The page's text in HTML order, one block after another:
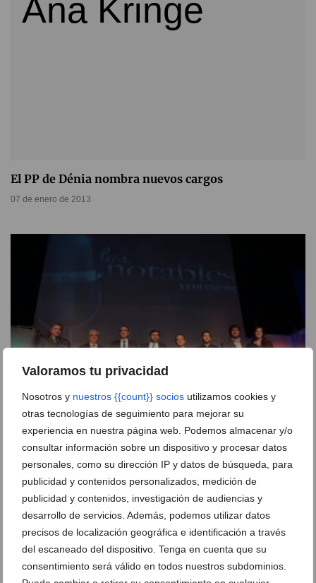
Valoramos tu privacidad
Nosotros y nuestros {{count}} socios utilizamos cookies y
otras tecnologías de seguimiento para mejorar su
experiencia en nuestra página web. Podemos almacenar y/o
consultar información sobre un dispositivo y procesar datos
personales, como su dirección IP y datos de búsqueda, para
publicidad y contenidos personalizados, medición de
publicidad y contenidos, investigación de audiencias y
desarrollo de servicios. Además, podemos utilizar datos
precisos de localización geográfica e identificación a través
del escaneado del dispositivo. Tenga en cuenta que su
consentimiento será válido en todos nuestros subdominios.
El PP de Dénia nombra nuevos cargos
07 de enero de 2013
Radio Dénia reunió a la sociedad dianense en su
entrega de Premios Notables 2012
16 de diciembre de 2012